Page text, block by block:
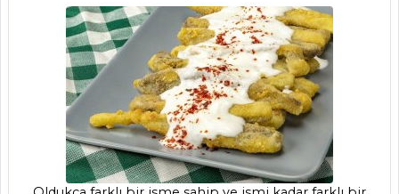
ÇORBALAR
Havuçlu
Zencefil Çorbası
Tarifi, Nasıl Yapılır?
Kış Çorbası Tarifi,
Nasıl Yapılır?
Süleymaniye